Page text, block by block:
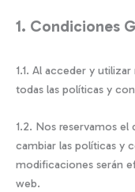
1. Condiciones
1.1. Al acceder y
todas las políticas y
1.2. Nos reservamos
cambiar las políticas y
modificaciones serán
web.